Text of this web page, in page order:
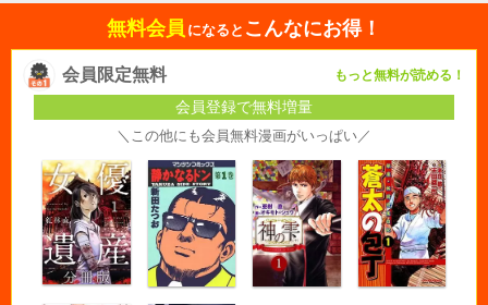
無料会員 になると こんなにお得！
会員限定無料 もっと無料が読める！
会員登録で無料増量
＼この他にも会員無料漫画がいっぱい／